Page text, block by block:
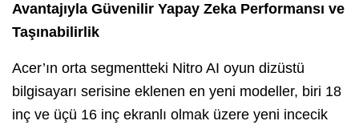
Avantajıyla Güvenilir Yapay Zeka Performansı ve
Taşınabilirlik
Acer’ın orta segmentteki Nitro AI oyun dizüstü
bilgisayarı serisine eklenen en yeni modeller, biri 18
inç ve üçü 16 inç ekranlı olmak üzere yeni incecik